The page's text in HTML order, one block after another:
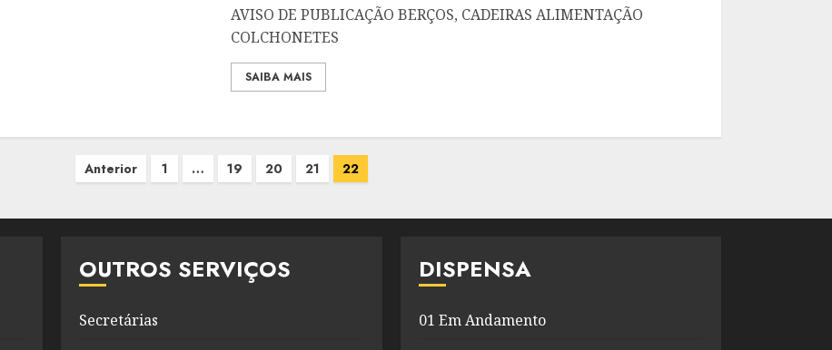
AVISO DE PUBLICAÇÃO BERÇOS, CADEIRAS ALIMENTAÇÃO
COLCHONETES
SAIBA MAIS
Anterior 1 … 19 20 21 22
OUTROS SERVIÇOS
Secretárias
DISPENSA
01 Em Andamento